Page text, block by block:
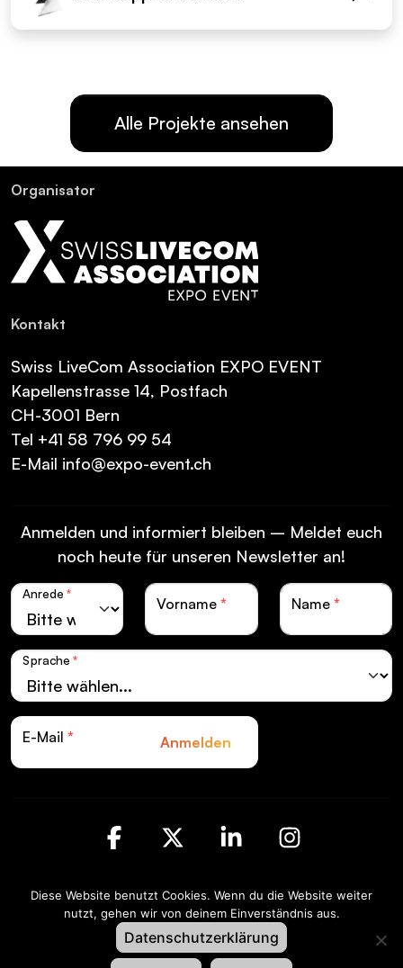
Alle Projekte ansehen
Or­ga­ni­sa­tor
Kon­takt
Swiss LiveCom Association EXPO EVENT
Kapellenstrasse 14, Postfach
CH-3001 Bern
Tel +41 58 796 99 54
E-Mail info@expo-event.ch
Anmelden und informiert bleiben – Meldet euch
noch heute für unseren Newsletter an!
Anrede *
Vorname * Name *
Sprache *
E-Mail * Anmelden
Facebook LinkedIn
Swiss LiveCom Association EXPO EVENT |
Kapellenstrasse 14 | Postfach CH-3001 Bern
Diese Website benutzt Cookies. Wenn du die Website weiter
nutzt, gehen wir von deinem Einverständnis aus.
Datenschutzerklärung